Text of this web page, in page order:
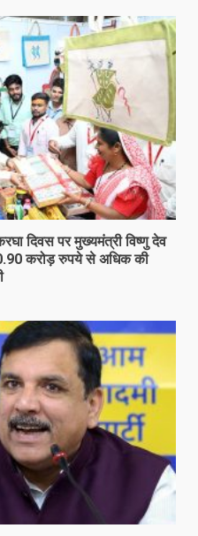
दिवस पर मुख्यमंत्री विष्णु देव
करोड़ रुपये से अधिक की